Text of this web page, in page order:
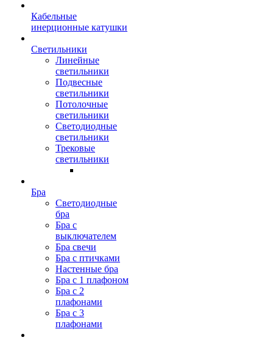
Кабельные
инерционные катушки
Светильники
Линейные
светильники
Подвесные
светильники
Потолочные
светильники
Светодиодные
светильники
Трековые
светильники
Бра
Светодиодные
бра
Бра с
выключателем
Бра свечи
Бра с птичками
Настенные бра
Бра с 1 плафоном
Бра с 2
плафонами
Бра с 3
плафонами